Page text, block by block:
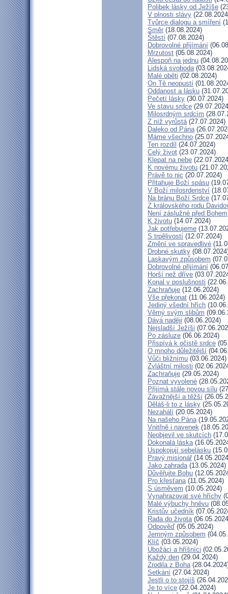
Polibek lásky od Ježíše
V plnosti slávy
Tvůrce dialogu a smíření
Směr (18.08.2024)
Štěstí (07.08.2024)
Dobrovolné přijímání
Mrzutost (05.08.2024)
Alespoň na jednu
Lidská svoboda
Malé oběti (02.08.2024)
On Tě neopustí
Oddanost a lásku
Pečetí lásky (30.07.2024)
Ve stavu srdce
Milosrdným srdcím
Z níž vyrůstá(27.07.2024)
Daleko od Pána
Máme všechno
Ten rozdíl (24.07.2024)
Celý život (23.07.2024)
Klepat na nebe
K novému životu
Právě to nic (20.07.2024)
Přitahuje Boží spásu
V Boží milosrdenství
Na bránu Boží Srdce
Z královského rodu
Není záslužné před Bohem
K životu (14.07.2024)
Jak potřebujeme
S trpělivostí (12.07.2024)
Změní ve spravedlivé
Drobné skutky
Laskavým způsobem
Dobrovolné přijímání
Horší než dříve
Konal v poslušnosti
Zachraňuje (12.06.2024)
Vše překonat (11.06.2024)
Jediný všední hřích
Věrný svým slibům
Dává naději (08.06.2024)
Nejsladší Ježíši
Po zásluze (06.06.2024)
Přispívá k očistě srdce
O mnoho důležitější
Vůči bližnímu (03.06.2024)
Zvláštní milosti
Zachraňuje (29.05.2024)
Poznat vyvolené
Přijímá stále novou sílu
Závažnější a těžší
Děláš-li to z lásky
Nezahálí (20.05.2024)
Na našeho Pána
Vnitřně i navenek
Neobjevil ve skutcích
Dokonalá láska
Uspokojují sebelásku
Pravý misionář
Jako zahrada(13.05.2024)
Důvěřujte Bohu
Pro křesťana(11.05.2024)
S úsměvem (10.05.2024)
Vynahrazovat své hříchy
Malé výbuchy hněvu
Kristův učedník
Rada do života
Odpověď (05.05.2024)
Jemným způsobem
Klíč (03.05.2024)
Ubožáci a hříšníci
Každý den (29.04.2024)
Zrodila z Boha
Setkání (27.04.2024)
Jestli o to stojíš
Je to více (22.04.2024)